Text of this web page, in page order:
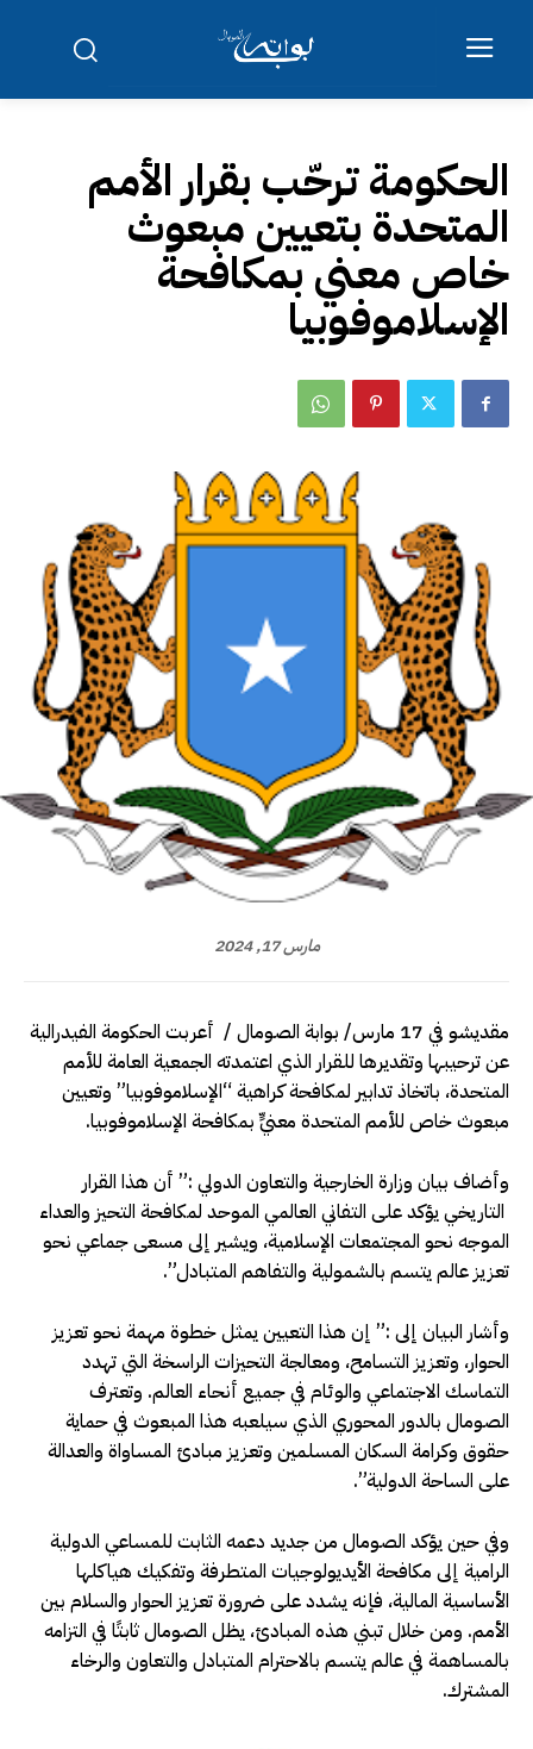
الحكومة ترحّب بقرار الأمم
المتحدة بتعيين مبعوث
خاص معني بمكافحة
الإسلاموفوبيا
مارس 17, 2024
مقديشو في 17 مارس/ بوابة الصومال / أعربت الحكومة الفيدرالية
عن ترحيبها وتقديرها للقرار الذي اعتمدته الجمعية العامة للأمم
المتحدة، باتخاذ تدابير لمكافحة كراهية “الإسلاموفوبيا” وتعيين
مبعوث خاص للأمم المتحدة معنيٍّ بمكافحة الإسلاموفوبيا.
وأضاف بيان وزارة الخارجية والتعاون الدولي :” أن هذا القرار
التاريخي يؤكد على التفاني العالمي الموحد لمكافحة التحيز والعداء
الموجه نحو المجتمعات الإسلامية، ويشير إلى مسعى جماعي نحو
تعزيز عالم يتسم بالشمولية والتفاهم المتبادل”.
وأشار البيان إلى :” إن هذا التعيين يمثل خطوة مهمة نحو تعزيز
الحوار، وتعزيز التسامح، ومعالجة التحيزات الراسخة التي تهدد
التماسك الاجتماعي والوئام في جميع أنحاء العالم. وتعترف
الصومال بالدور المحوري الذي سيلعبه هذا المبعوث في حماية
حقوق وكرامة السكان المسلمين وتعزيز مبادئ المساواة والعدالة
على الساحة الدولية”.
وفي حين يؤكد الصومال من جديد دعمه الثابت للمساعي الدولية
الرامية إلى مكافحة الأيديولوجيات المتطرفة وتفكيك هياكلها
الأساسية المالية، فإنه يشدد على ضرورة تعزيز الحوار والسلام بين
الأمم. ومن خلال تبني هذه المبادئ، يظل الصومال ثابتًا في التزامه
بالمساهمة في عالم يتسم بالاحترام المتبادل والتعاون والرخاء
المشترك.